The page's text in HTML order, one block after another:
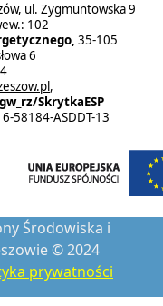
ul. Zygmuntowska 9
102
35-105
6
,
SkrytkaESP
58184-ASDDT-13
Środowiska i
© 2024
prywatności